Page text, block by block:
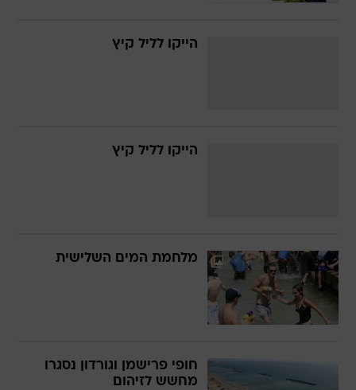
הייקו לליל קיץ
הייקו לליל קיץ
מלחמת המים השלישית
חופי פרישמן וגורדון נסגרו
מחשש לזיהום